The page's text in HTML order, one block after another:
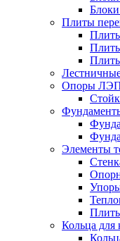
Плиты
Опоры
Элементы
Кольца для